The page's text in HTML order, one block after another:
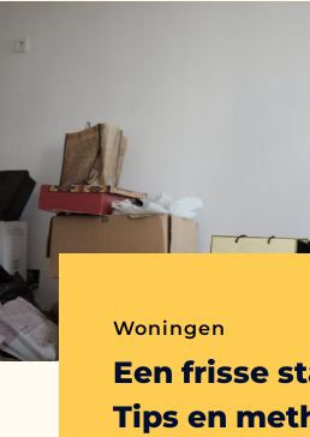
Woningen
Een frisse
Tips en